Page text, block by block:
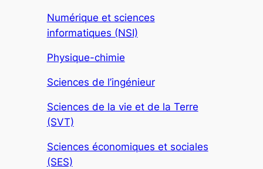
Numérique et sciences
informatiques (NSI)
Physique-chimie
Sciences de l’ingénieur
Sciences de la vie et de la Terre
(SVT)
Sciences économiques et sociales
(SES)